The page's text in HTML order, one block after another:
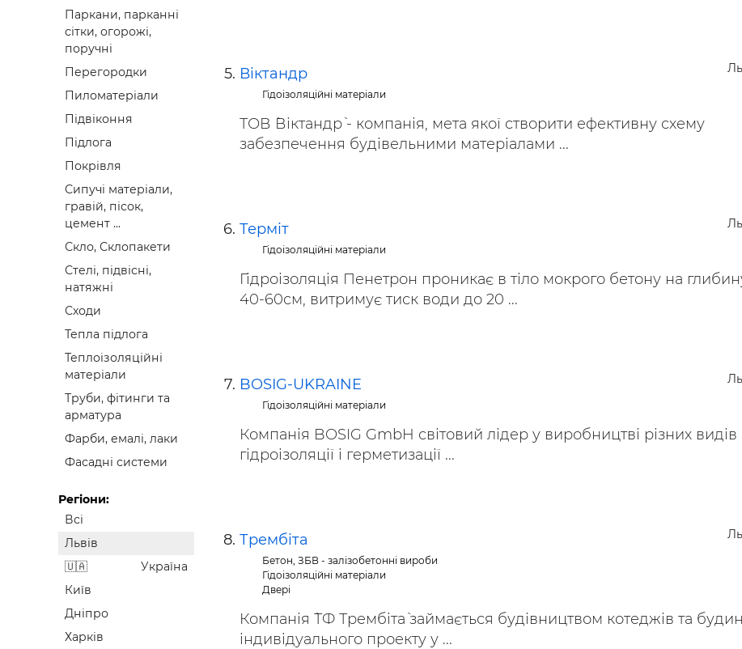
Паркани, парканні
сітки, огорожі,
поручні
Перегородки
Пиломатеріали
Підвіконня
Підлога
Покрівля
Сипучі матеріали,
гравій, пісок,
цемент ...
Скло, Склопакети
Стелі, підвісні,
натяжні
Сходи
Тепла підлога
Теплоізоляційні
матеріали
Труби, фітинги та
арматура
Фарби, емалі, лаки
Фасадні системи
Регіони:
Всі
Львів
Україна
Київ
Дніпро
Харків
Віктандр
Гідоізоляційні матеріали
ТОВ `Віктандр` - компанія, мета якої створити ефективну схему
забезпечення будівельними матеріалами ...
Терміт
Гідоізоляційні матеріали
Гідроізоляція Пенетрон проникає в тіло мокрого бетону на
40-60см, витримує тиск води до 20 ...
BOSIG-UKRAINE
Гідоізоляційні матеріали
Компанія BOSIG GmbH світовий лідер у виробництві різних видів
гідроізоляції і герметизації ...
Трембіта
Бетон, ЗБВ - залізобетонні вироби
Гідоізоляційні матеріали
Двері
Компанія `ТФ Трембіта` займається будівництвом котеджів та
індивідуального проекту у ...